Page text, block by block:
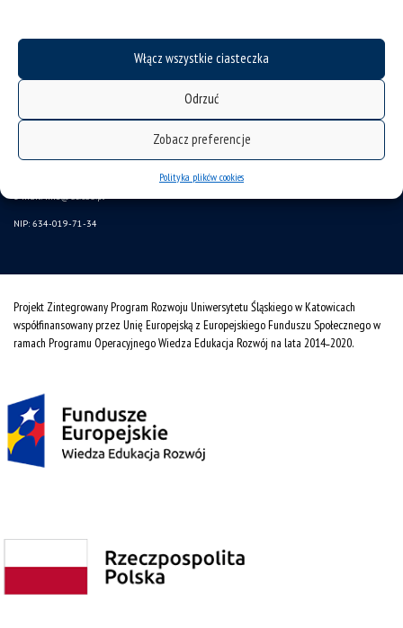
Włącz wszystkie ciasteczka
Odrzuć
Zobacz preferencje
Polityka plików cookies
mapa strony
Uniwersytet Śląski w Katowicach
e-mail: info@us.edu.pl
NIP: 634-019-71-34
Projekt Zintegrowany Program Rozwoju Uniwersytetu Śląskiego w Katowicach
współfinansowany przez Unię Europejską z Europejskiego Funduszu Społecznego w
ramach Programu Operacyjnego Wiedza Edukacja Rozwój na lata 2014˗2020.